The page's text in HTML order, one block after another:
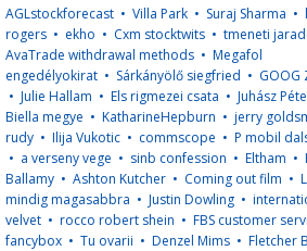
AGLstockforecast • Villa Park • Suraj Sharma •
rogers • ekho • Cxm stocktwits • tmeneti
AvaTrade withdrawal methods • Megafol
engedélyokirat • Sárkányölő siegfried • GOOG
• Julie Hallam • Els rigmezei csata • Juhász
Biella megye • KatharineHepburn • jerry
rudy • Ilija Vukotic • commscope • P mobil
• a verseny vege • sinb confession • Eltham •
Ballamy • Ashton Kutcher • Coming out film •
mindig magasabbra • Justin Dowling •
velvet • rocco robert shein • FBS customer
fancybox • Tu ovarii • Denzel Mims • Fletcher